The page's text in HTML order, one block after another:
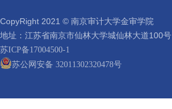
CopyRight 2021 © 南京审计大学金审学院
地址：江苏省南京市仙林大学城仙林大道100号
苏ICP备17004500-1
苏公网安备 32011302320478号